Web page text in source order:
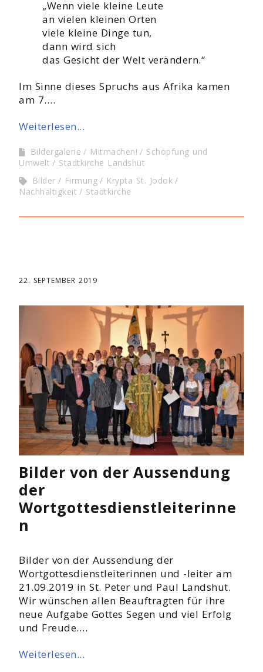
„Wenn viele kleine Leute
an vielen kleinen Orten
viele kleine Dinge tun,
dann wird sich
das Gesicht der Welt verändern.“
Im Sinne dieses Spruchs aus Afrika kamen
am 7.…
Weiterlesen...
Bildergalerie Mitmachen!
Schöpfung und
Umwelt
Stadtkirche Landshut
Bilder
Firmung
Krypta St. Jodok
Nachhaltigkeit
Stadtkirche
22. SEPTEMBER 2019
Bilder von der Aussendung
der
Wortgottesdienstleiterinne
n
Bilder von der Aussendung der
Wortgottesdienstleiterinnen und -leiter am
21.09.2019 in St. Peter und Paul Landshut.
Wir wünschen allen Beauftragten für ihre
neue Aufgabe Gottes Segen und viel Erfolg
und Freude.…
Weiterlesen...